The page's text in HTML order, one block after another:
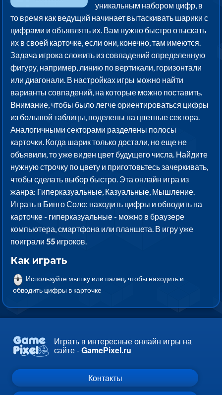
уникальным набором цифр, в
то время как ведущий начинает вытаскивать шарики с
цифрами и объявлять их. Вам нужно быстро отыскать
их в своей карточке, если они, конечно, там имеются.
Задача игрока сложить из совпадений определенную
фигуру, например, линию по вертикали, горизонтали
или диагонали. В настройках игры можно найти
варианты совпадений, на которые можно поставить.
Внимание, чтобы было легче ориентироваться цифры
из большой таблицы, поделены на цветные сектора.
Аналогичными секторами разделены полосы
карточки. Когда шарик только достали, но еще не
объявили, то уже виден цвет будущего числа. Найдите
нужную строчку по цвету и приготовьтесь зачеркивать,
чтобы сделать выбор быстро. Эта онлайн игра из
жанра: Гиперказуальные, Казуальные, Мышление.
Играть в Бинго Соло: находить цифры и обводить на
карточке - гиперказуальные - можно в браузере
компьютера, смартфона или планшета. В игру уже
поиграли55 игроков.
Как играть
Используйте мышку или палец, чтобы находить и
обводить цифры в карточке
Играть в интересные онлайн игры на
сайте -GamePixel.ru
Контакты